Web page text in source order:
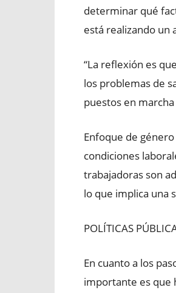
determinar qué
está realizando un
“La reflexión es
los problemas de
puestos en
Enfoque de
condiciones
trabajadoras son
lo que implica una
POLÍTICAS
En cuanto a los
importante es que